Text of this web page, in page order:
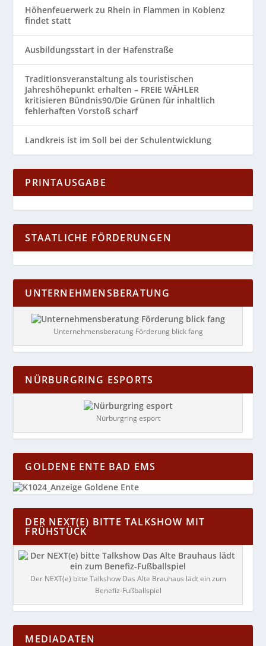
Höhenfeuerwerk zu Rhein in Flammen in Koblenz
findet statt
Ausbildungsstart in der Hafenstraße
Traditionsveranstaltung als touristischen
Jahreshöhepunkt erhalten – FREIE WÄHLER
kritisieren Bündnis90/Die Grünen für inhaltlich
fehlerhaften Vorstoß scharf
Landkreis ist im Soll bei der Schulentwicklung
PRINTAUSGABE
STAATLICHE FÖRDERUNGEN
UNTERNEHMENSBERATUNG
Unternehmensberatung Förderung blick fang
NÜRBURGRING ESPORTS
Nürburgring esport
GOLDENE ENTE BAD EMS
DER NEXT(E) BITTE TALKSHOW MIT
FRÜHSTÜCK
Der NEXT(e) bitte Talkshow Das Alte Brauhaus lädt ein zum
Benefiz-Fußballspiel
MEDIADATEN